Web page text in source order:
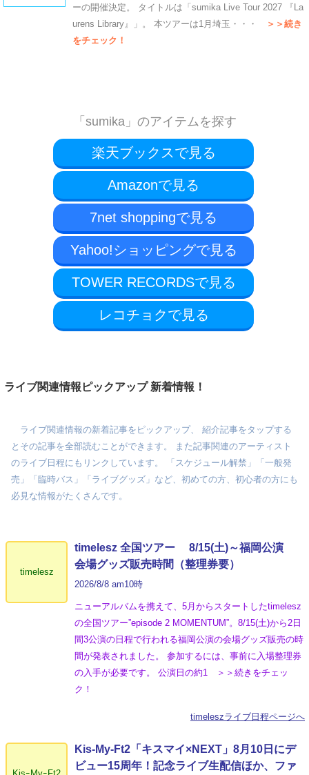
ーの開催決定。 タイトルは「sumika Live Tour 2027 『La
urens Library』」。 本ツアーは1月埼玉・・・
＞＞続き
をチェック！
「sumika」のアイテムを探す
楽天ブックスで見る
Amazonで見る
7net shoppingで見る
Yahoo!ショッピングで見る
TOWER RECORDSで見る
レコチョクで見る
ライブ関連情報ピックアップ 新着情報！
ライブ関連情報の新着記事をピックアップ、 紹介記事をタップする
とその記事を全部読むことができます。 また記事関連のアーティスト
のライブ日程にもリンクしています。 「スケジュール解禁」「一般発
売」「臨時バス」「ライブグッズ」など、初めての方、初心者の方にも
必見な情報がたくさんです。
timelesz
timelesz 全国ツアー 8/15(土)～福岡公演
会場グッズ販売時間（整理券要）
2026/8/8 am10時
ニューアルバムを携えて、5月からスタートしたtimelesz
の全国ツアー”episode 2 MOMENTUM”。8/15(土)から2日
間3公演の日程で行われる福岡公演の会場グッズ販売の時
間が発表されました。 参加するには、事前に入場整理券
の入手が必要です。 公演日の約1 ＞＞続きをチェッ
ク！
timeleszライブ日程ページへ
Kis-My-Ft2「キスマイ×NEXT」8月10日にデ
ビュー15周年！記念ライブ生配信ほか、ファ